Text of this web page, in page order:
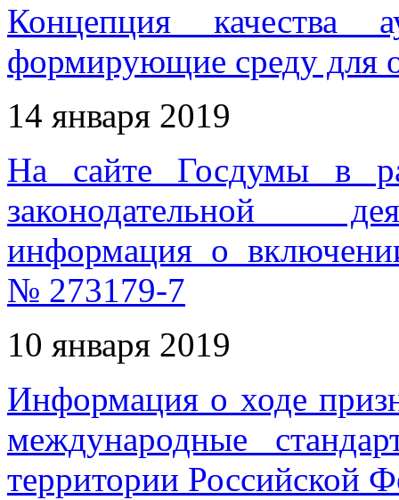
Концепция качества
формирующие среду для
14 января 2019
На сайте Госдумы в
законодательной
информация о
№ 273179-7
10 января 2019
Информация о ходе
международные
территории Российской